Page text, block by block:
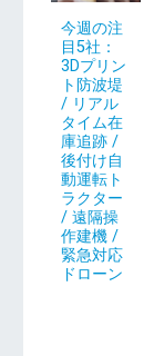
今週の注
目5社：
3Dプリン
ト防波堤
/ リアル
タイム在
庫追跡 /
後付け自
動運転ト
ラクター
/ 遠隔操
作建機 /
緊急対応
ドローン